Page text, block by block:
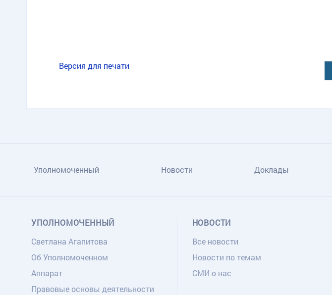
Версия для печати
Уполномоченный Новости Доклады
УПОЛНОМОЧЕННЫЙ
Светлана Агапитова
Об Уполномоченном
Аппарат
Правовые основы деятельности
НОВОСТИ
Все новости
Новости по темам
СМИ о нас